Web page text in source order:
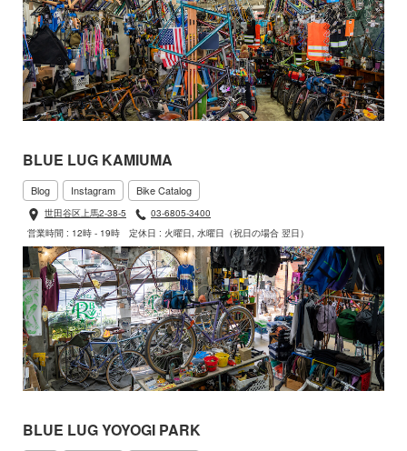
BLUE LUG KAMIUMA
Blog Instagram Bike Catalog
世田谷区上馬2-38-5
03-6805-3400
営業時間 : 12時 - 19時
定休日 : 火曜日, 水曜日（祝日の場合 翌日）
BLUE LUG YOYOGI PARK